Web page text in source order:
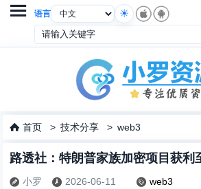
语言

 首页 >技术分享 >web3
路透社：特朗普家族加密项目获利
 小罗  2026-06-11  web3